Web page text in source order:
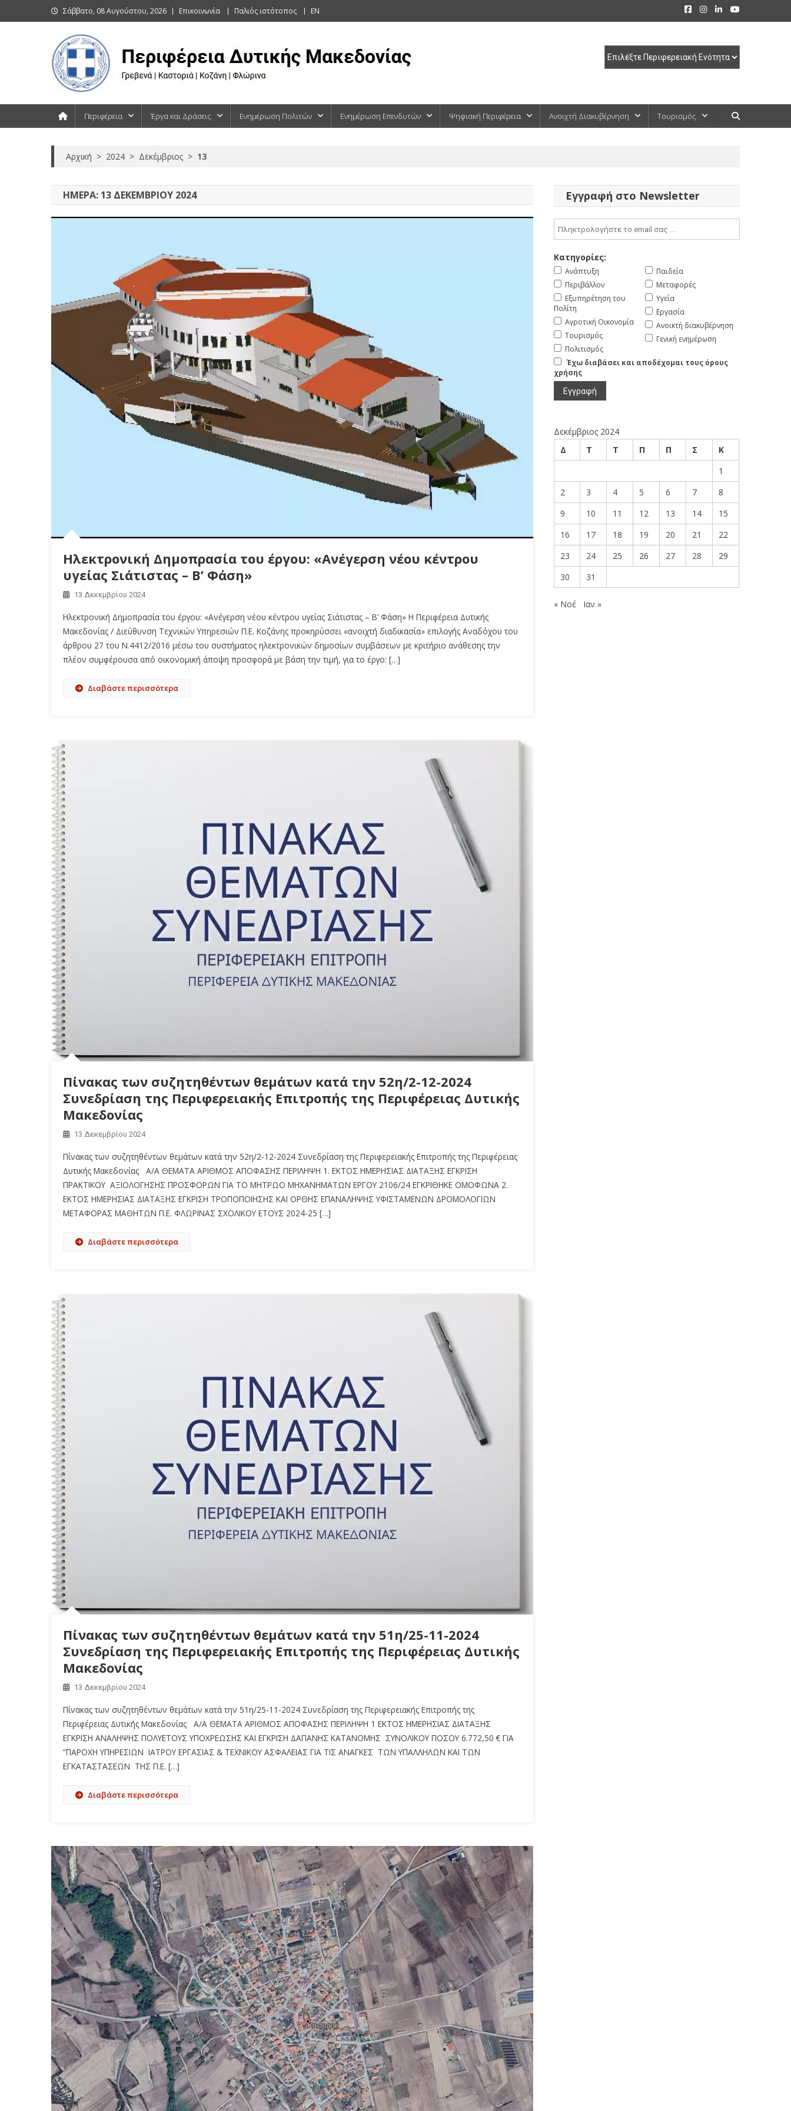
to
Σάββατο, 08 Αυγούστου, 2026 Επικοινωνία Παλιός ιστότοπος EN
Περιφέρεια Έργα και Δράσεις Ενημέρωση Πολιτών Ενημέρωση Επενδυτών Ψηφιακή Περιφέρεια Ανοιχτή Διακυβέρνηση Τουρισμός
Αρχική > 2024 > Δεκέμβριος > 13
ΗΜΈΡΑ: 13 ΔΕΚΕΜΒΡΊΟΥ 2024
Ηλεκτρονική Δημοπρασία του έργου: «Ανέγερση νέου κέντρου
υγείας Σιάτιστας – Β’ Φάση»
13 Δεκεμβρίου 2024
Ηλεκτρονική Δημοπρασία του έργου: «Ανέγερση νέου κέντρου υγείας Σιάτιστας – Β’ Φάση» Η Περιφέρεια Δυτικής
Μακεδονίας / Διεύθυνση Τεχνικών Υπηρεσιών Π.Ε. Κοζάνης προκηρύσσει «ανοιχτή διαδικασία» επιλογής Αναδόχου του
άρθρου 27 του Ν.4412/2016 μέσω του συστήματος ηλεκτρονικών δημοσίων συμβάσεων με κριτήριο ανάθεσης την
πλέον συμφέρουσα από οικονομική άποψη προσφορά με βάση την τιμή, για το έργο: […]
Διαβάστε περισσότερα
Πίνακας των συζητηθέντων θεμάτων κατά την 52η/2-12-2024
Συνεδρίαση της Περιφερειακής Επιτροπής της Περιφέρειας Δυτικής
Μακεδονίας
13 Δεκεμβρίου 2024
Πίνακας των συζητηθέντων θεμάτων κατά την 52η/2-12-2024 Συνεδρίαση της Περιφερειακής Επιτροπής της Περιφέρειας
Δυτικής Μακεδονίας Α/Α ΘΕΜΑΤΑ ΑΡΙΘΜΟΣ ΑΠΟΦΑΣΗΣ ΠΕΡΙΛΗΨΗ 1. ΕΚΤΟΣ ΗΜΕΡΗΣΙΑΣ ΔΙΑΤΑΞΗΣ ΕΓΚΡΙΣΗ
ΠΡΑΚΤΙΚΟΥ ΑΞΙΟΛΟΓΗΣΗΣ ΠΡΟΣΦΟΡΩΝ ΓΙΑ ΤΟ ΜΗΤΡΩΟ ΜΗΧΑΝΗΜΑΤΩΝ ΕΡΓΟΥ 2106/24 ΕΓΚΡΙΘΗΚΕ ΟΜΟΦΩΝΑ 2.
ΕΚΤΟΣ ΗΜΕΡΗΣΙΑΣ ΔΙΑΤΑΞΗΣ ΕΓΚΡΙΣΗ ΤΡΟΠΟΠΟΙΗΣΗΣ ΚΑΙ ΟΡΘΗΣ ΕΠΑΝΑΛΗΨΗΣ ΥΦΙΣΤΑΜΕΝΩΝ ΔΡΟΜΟΛΟΓΙΩΝ
ΜΕΤΑΦΟΡΑΣ ΜΑΘΗΤΩΝ Π.Ε. ΦΛΩΡΙΝΑΣ ΣΧΟΛΙΚΟΥ ΕΤΟΥΣ 2024-25 […]
Διαβάστε περισσότερα
Πίνακας των συζητηθέντων θεμάτων κατά την 51η/25-11-2024
Συνεδρίαση της Περιφερειακής Επιτροπής της Περιφέρειας Δυτικής
Μακεδονίας
13 Δεκεμβρίου 2024
Πίνακας των συζητηθέντων θεμάτων κατά την 51η/25-11-2024 Συνεδρίαση της Περιφερειακής Επιτροπής της
Περιφέρειας Δυτικής Μακεδονίας Α/Α ΘΕΜΑΤΑ ΑΡΙΘΜΟΣ ΑΠΟΦΑΣΗΣ ΠΕΡΙΛΗΨΗ 1 ΕΚΤΟΣ ΗΜΕΡΗΣΙΑΣ ΔΙΑΤΑΞΗΣ
ΕΓΚΡΙΣΗ ΑΝΑΛΗΨΗΣ ΠΟΛΥΕΤΟΥΣ ΥΠΟΧΡΕΩΣΗΣ ΚΑΙ ΕΓΚΡΙΣΗ ΔΑΠΑΝΗΣ ΚΑΤΑΝΟΜΗΣ ΣΥΝΟΛΙΚΟΥ ΠΟΣΟΥ 6.772,50 € ΓΙΑ
“ΠΑΡΟΧΗ ΥΠΗΡΕΣΙΩΝ ΙΑΤΡΟΥ ΕΡΓΑΣΙΑΣ & ΤΕΧΝΙΚΟΥ ΑΣΦΑΛΕΙΑΣ ΓΙΑ ΤΙΣ ΑΝΑΓΚΕΣ ΤΩΝ ΥΠΑΛΛΗΛΩΝ ΚΑΙ ΤΩΝ
ΕΓΚΑΤΑΣΤΑΣΕΩΝ ΤΗΣ Π.Ε. […]
Διαβάστε περισσότερα
Εγγραφή στο Newsletter
Κατηγορίες:
Ανάπτυξη
Περιβάλλον
Εξυπηρέτηση του
Πολίτη
Αγροτική Οικονομία
Τουρισμός
Πολιτισμός
Παιδεία
Μεταφορές
Υγεία
Εργασία
Ανοικτή διακυβέρνηση
Γενική ενημέρωση
Έχω διαβάσει και αποδέχομαι τους όρους
χρήσης
Δεκέμβριος 2024
Δ
Τ Τ Π Π Σ
Κ
1
2
3 4 5 6 7
8
9
10 11 12 13 14
15
16
17 18 19 20 21
22
23
24 25 26 27 28
29
30
31
« Νοέ Ιαν »